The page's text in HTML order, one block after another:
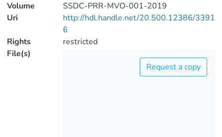
Volume
SSDC-PRR-MVO-001-2019
Uri
http://hdl.handle.net/20.500.12386/3391
6
Rights
restricted
File(s)
Request a copy